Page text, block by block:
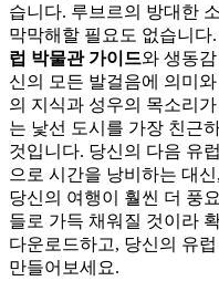
습니다. 루브르의 방대한
막막해할 필요도 없습니다
럽 박물관 가이드와 생동
신의 모든 발걸음에 의미
의 지식과 성우의 목소리
는 낯선 도시를 가장 친근
것입니다. 당신의 다음 유
으로 시간을 낭비하는 대
당신의 여행이 훨씬 더 풍
들로 가득 채워질 것이라
다운로드하고, 당신의 유
만들어보세요.